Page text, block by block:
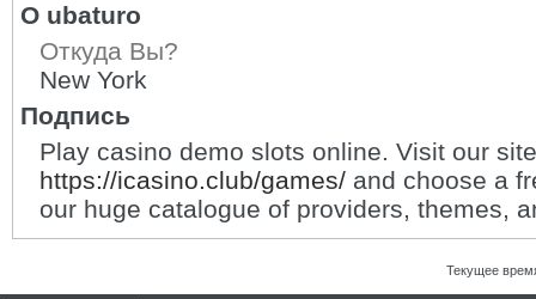
О ubaturo
Откуда Вы?
New York
Подпись
Play casino demo slots online. Visit our site
https://icasino.club/games/ and choose a
our huge catalogue of providers, themes,
Текущее